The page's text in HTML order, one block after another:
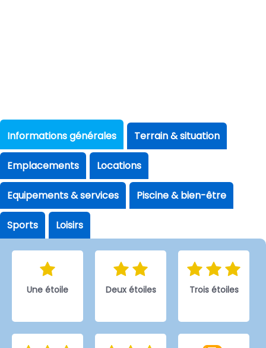
Informations générales
Une étoile Deux étoiles Trois étoiles
Terrain & situation
Emplacements Locations
Equipements & services Piscine & bien-être
Sports Loisirs